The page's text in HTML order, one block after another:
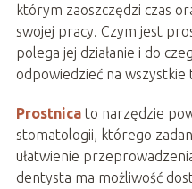
którym zaoszczędzi czas
swojej pracy. Czym jest
polega jej działanie i do
odpowiedzieć na wszystkie
Prostnicato narzędzie
stomatologii, którego
ułatwienie
dentysta ma możliwość